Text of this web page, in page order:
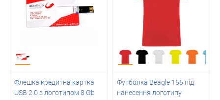
Флешка кредитна картка
USB 2.0 з логотипом 8 Gb
Футболка Beagle 155 під
нанесення логотипу